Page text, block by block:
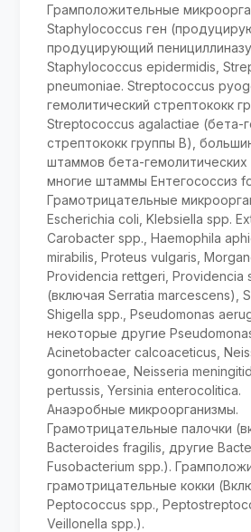
Грамположительные
Staphylococcus ген
продуцирующий
Staphylococcus epidermidis,
pneumoniae. Streptococcus
гемолитический стрептококк
Streptococcus agalactiae (бета-
стрептококк группы В),
штаммов бета-гемолитических
многие штаммы Ентегососсиз
Грамотрицательные
Escherichia coli, Klebsiella spp.
Carobacter spp., Haemophila
mirabilis, Proteus vulgaris,
Providencia rettgeri, Providencia
(включая Serratia marcescens),
Shigella spp., Pseudomonas
некоторые другие
Acinetobacter calcoaceticus,
gonorrhoeae, Neisseria
pertussis, Yersinia enterocolitica.
Анаэробные микроорганизмы.
Грамотрицательные палочки
Ваcteroides fragilis, другие
Fusobacterium spp.).
грамотрицательные кокки
Peptococcus spp.,
Veillonella spp.).